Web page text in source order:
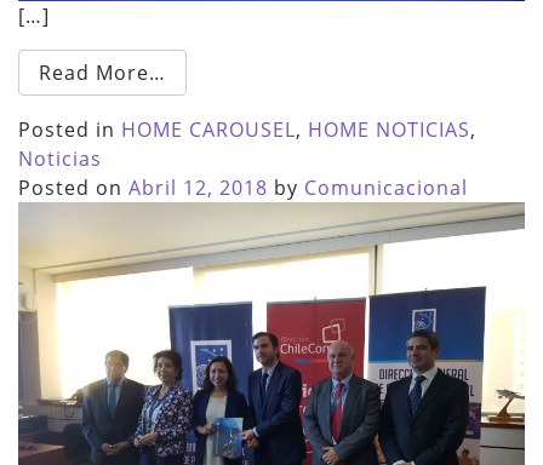
[…]
Read More…
Posted in HOME CAROUSEL, HOME NOTICIAS,
Noticias
Posted on Abril 12, 2018 by Comunicacional